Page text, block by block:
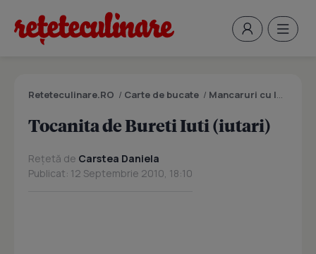
Reteteculinare.RO / Carte de bucate / Mancaruri cu legume si zarzavaturi
Tocanita de Bureti Iuti (iutari)
Rețetă de Carstea Daniela
Publicat: 12 Septembrie 2010, 18:10